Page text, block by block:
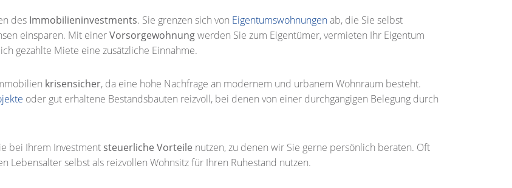
des Immobilieninvestments. Sie grenzen sich von Eigentumswohnungenab, die Sie selbst
einsparen. Mit einerVorsorgewohnungwerden Sie zum Eigentümer, vermieten Ihr Eigentum
gezahlte Miete eine zusätzliche Einnahme.
krisensicher, da eine hohe Nachfrage an modernem und urbanem Wohnraum besteht.
oder gut erhaltene Bestandsbauten reizvoll, bei denen von einer durchgängigen Belegung durch
bei Ihrem Investment steuerliche Vorteile nutzen, zu denen wir Sie gerne persönlich beraten. Oft
Lebensalter selbst als reizvollen Wohnsitz für Ihren Ruhestand nutzen.